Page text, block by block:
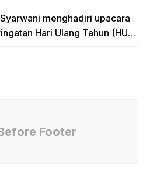
menghadiri upacara
Hari Ulang Tahun (HUT)
Footer